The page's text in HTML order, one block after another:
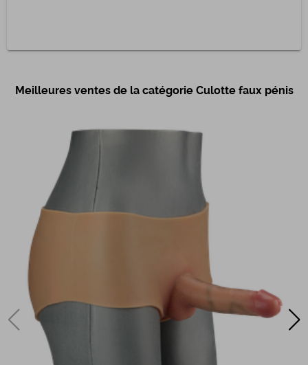
Meilleures ventes de la catégorie Culotte faux pénis